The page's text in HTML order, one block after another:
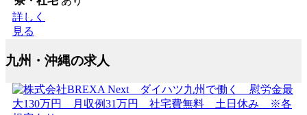
詳しく
見る
九州・沖縄の求人